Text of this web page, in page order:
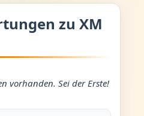
zu XM
vorhanden. Sei der Erste!